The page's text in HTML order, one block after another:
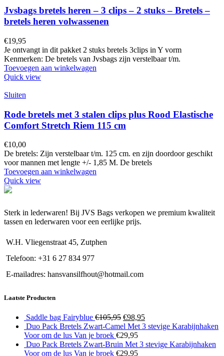
Jvsbags bretels heren – 3 clips – 2 stuks – Bretels –
bretels heren volwassenen
€19,95
Je ontvangt in dit pakket 2 stuks bretels 3clips in Y vorm
Kenmerken: De bretels van Jvsbags zijn verstelbaar t/m.
Toevoegen aan winkelwagen
Quick view
Sluiten
Rode bretels met 3 stalen clips plus Rood Elastische
Comfort Stretch Riem 115 cm
€10,00
De bretels: Zijn verstelbaar t/m. 125 cm. en zijn doordoor geschikt
voor mannen met lengte +/- 1,85 M. De bretels
Toevoegen aan winkelwagen
Quick view
Sterk in lederwaren! Bij JVS Bags verkopen we premium kwaliteit
tassen en lederwaren voor een eerlijke prijs.
W.H. Vliegenstraat 45, Zutphen
Telefoon: +31 6 27 834 977
E-mailadres: hansvansilfhout@hotmail.com
Laatste Producten
Saddle bag Fairyblue €105,95 Oorspronkelijke
prijs
was:
€105,95.
€98,95Huidige
prijs
€98,95.
Duo Pack Bretels Zwart-Camel Met 3 stevige Karabijnhaken
Voor om de lus Van je broek €29,95
Duo Pack Bretels Zwart-Bruin Met 3 stevige Karabijnhaken
Voor om de lus Van je broek €29,95